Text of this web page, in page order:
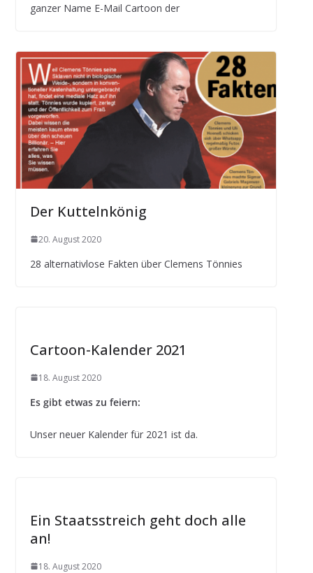
ganzer Name E-Mail Cartoon der
Der Kuttelnkönig
20. August 2020
28 alternativlose Fakten über Clemens Tönnies
Cartoon-Kalender 2021
18. August 2020
Es gibt etwas zu feiern:
Unser neuer Kalender für 2021 ist da.
Ein Staatsstreich geht doch alle
an!
18. August 2020